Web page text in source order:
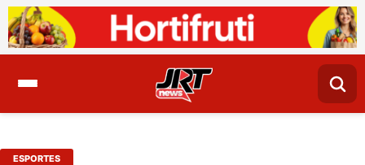
ESPORTES